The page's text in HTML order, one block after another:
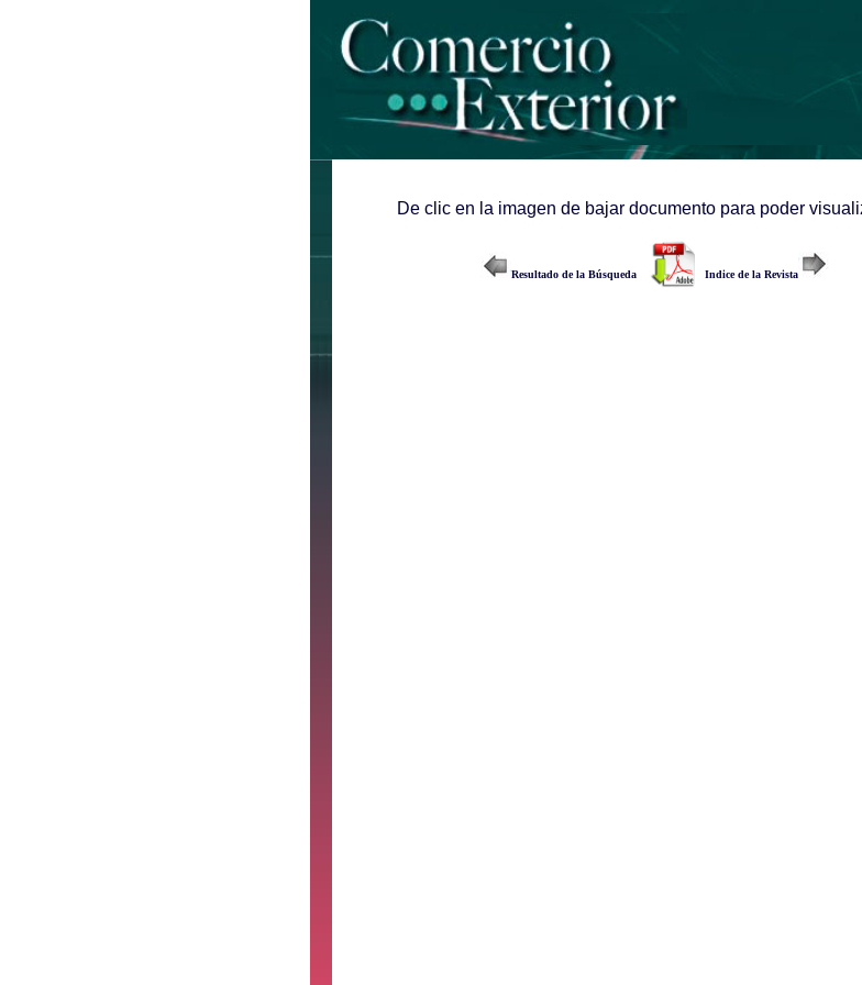
De clic en la imagen de bajar documento para poder
Resultado de la Búsqueda Indice de la Revista